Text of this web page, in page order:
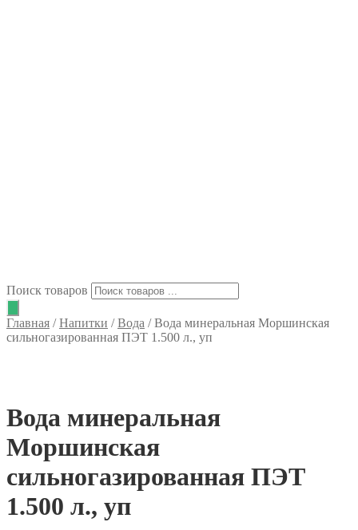
Поиск товаров
Главная /Напитки /Вода /Вода минеральная Моршинская
сильногазированная ПЭТ 1.500 л., уп
Вода минеральная
Моршинская
сильногазированная ПЭТ
1.500 л., уп